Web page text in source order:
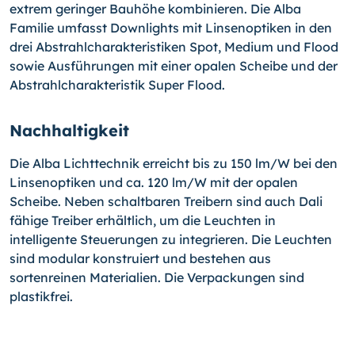
extrem geringer Bauhöhe kombinieren. Die Alba
Familie umfasst Downlights mit Linsenoptiken in den
drei Abstrahlcharakteristiken Spot, Medium und Flood
sowie Ausführungen mit einer opalen Scheibe und der
Abstrahlcharakteristik Super Flood.
Nachhaltigkeit
Die Alba Lichttechnik erreicht bis zu 150 lm/W bei den
Linsenoptiken und ca. 120 lm/W mit der opalen
Scheibe. Neben schaltbaren Treibern sind auch Dali
fähige Treiber erhältlich, um die Leuchten in
intelligente Steuerungen zu integrieren. Die Leuchten
sind modular konstruiert und bestehen aus
sortenreinen Materialien. Die Verpackungen sind
plastikfrei.